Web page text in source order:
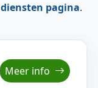
pagina.
Meer info